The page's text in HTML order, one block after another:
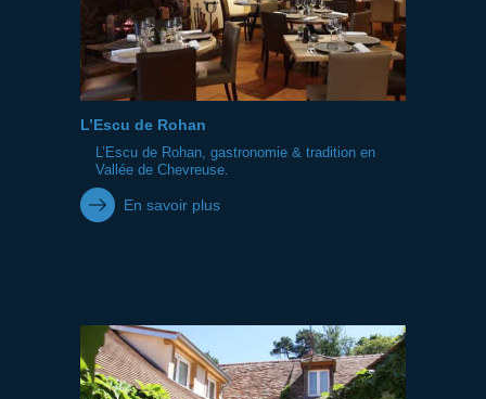
L’Escu de Rohan
L’Escu de Rohan, gastronomie & tradition en
Vallée de Chevreuse.
En savoir plus